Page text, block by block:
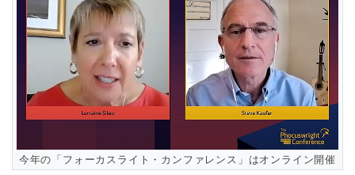
今年の「フォーカスライト・カンファレンス」はオンライン開催